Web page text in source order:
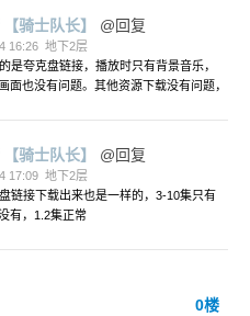
【骑士队长】 @回复
16:26 地下2层
是夸克盘链接，播放时只有背景音乐，
面也没有问题。其他资源下载没有问题，
【骑士队长】 @回复
17:09 地下2层
链接下载出来也是一样的，3-10集只有
有，1.2集正常
0楼